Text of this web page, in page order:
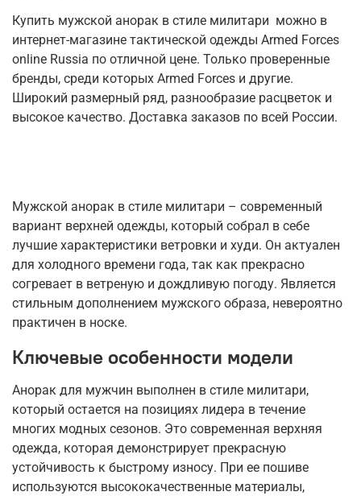
Купить мужской анорак в стиле милитари можно в
интернет-магазине тактической одежды Armed Forces
online Russia по отличной цене. Только проверенные
бренды, среди которых Armed Forces и другие.
Широкий размерный ряд, разнообразие расцветок и
высокое качество. Доставка заказов по всей России.
Мужской анорак в стиле милитари – современный
вариант верхней одежды, который собрал в себе
лучшие характеристики ветровки и худи. Он актуален
для холодного времени года, так как прекрасно
согревает в ветреную и дождливую погоду. Является
стильным дополнением мужского образа, невероятно
практичен в носке.
Ключевые особенности модели
Анорак для мужчин выполнен в стиле милитари,
который остается на позициях лидера в течение
многих модных сезонов. Это современная верхняя
одежда, которая демонстрирует прекрасную
устойчивость к быстрому износу. При ее пошиве
используются высококачественные материалы,